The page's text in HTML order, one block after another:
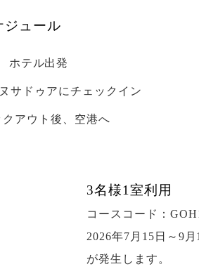
ジュール
ホテル出発
サドゥアにチェックイン
クアウト後、空港へ
3名様1室利用
コースコード：
2026年7月15日～9
が発生します。